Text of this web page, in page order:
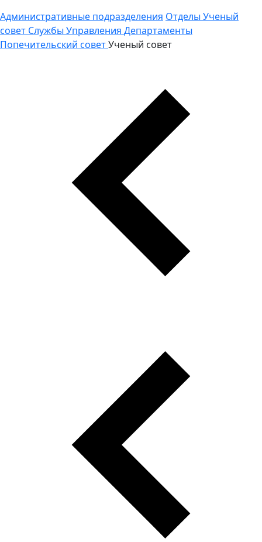
Административные подразделения Отделы Ученый
совет Службы Управления Департаменты
Попечительский советУченый совет